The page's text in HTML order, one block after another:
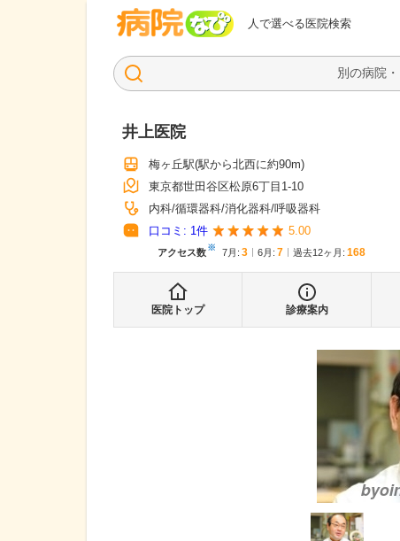
人で選べる医院検索
病院なび
井上医院
梅ヶ丘駅(駅から北西に約90m)
東京都世田谷区松原6丁目1-10
内科 循環器科 消化器科 呼吸器科
口コミ: 1件 5.00
アクセス数※ 7月 : 3 6月 : 7 過去12ヶ月: 168
医院トップ 診療案内